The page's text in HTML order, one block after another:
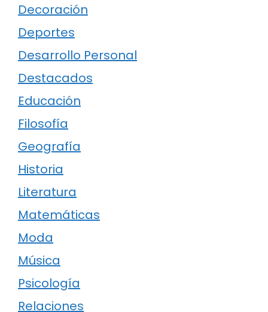
Decoración
Deportes
Desarrollo Personal
Destacados
Educación
Filosofía
Geografía
Historia
Literatura
Matemáticas
Moda
Música
Psicología
Relaciones